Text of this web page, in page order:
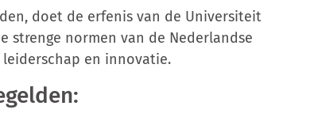
doet de erfenis van de Universiteit
strenge normen van de Nederlandse
en innovatie.